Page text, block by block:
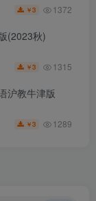
￥3 1372
(2023秋)
￥3 1315
沪教牛津版
￥3 1289